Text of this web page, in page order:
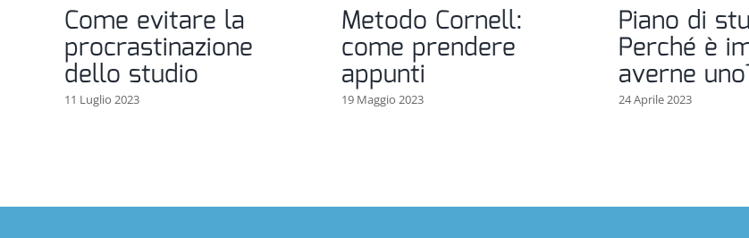
Come evitare la
procrastinazione
dello studio
11 Luglio 2023
Metodo Cornell:
come prendere
appunti
19 Maggio 2023
Piano di
Perché è
averne
24 Aprile 2023